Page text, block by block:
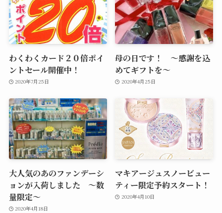
わくわくカード２０倍ポイ
ントセール開催中！
2020年7月25日
母の日です！ ～感謝を込
めてギフトを～
2020年4月25日
大人気のあのファンデーシ
ョンが入荷しました ～数
量限定～
2020年4月18日
マキアージュスノービュー
ティー限定予約スタート！
2020年4月10日